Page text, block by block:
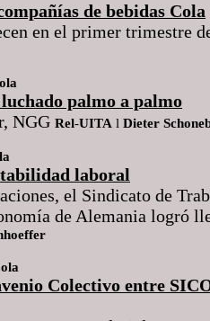
de bebidas Cola
en el primer trimestre
palmo a palmo
NGG Rel-UITA l Dieter
laboral
el Sindicato de
de Alemania logró
Colectivo entre